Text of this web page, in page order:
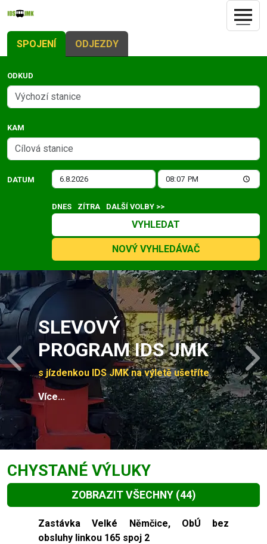
SPOJENÍ ODJEZDY
ODKUD
KAM
DATUM
DNES ZÍTRA DALŠÍ VOLBY >>
VYHLEDAT
NOVÝ VYHLEDÁVAČ
Slide 1 of 4
SLEVOVÝ
PROGRAM IDS JMK
s jízdenkou IDS JMK na výletě ušetříte
Více...
Previous
CHYSTANÉ VÝLUKY
ZOBRAZIT VŠECHNY (44)
Slide 1 of 44
Zastávka Velké Němčice, ObÚ bez
obsluhy linkou 165 spoj 2